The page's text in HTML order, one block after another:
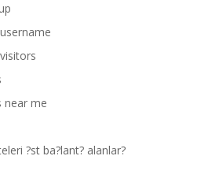
near me
?st ba?lant? alanlar?